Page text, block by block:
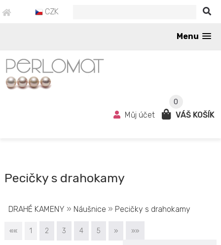
CZK
Menu
0
Můj účet VÁŠ KOŠÍK
Pecičky s drahokamy
DRAHÉ KAMENY » Náušnice » Pecičky s drahokamy
«« 1 2 3 4 5 » »»